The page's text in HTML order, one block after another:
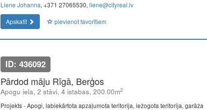
Liene Johanna, +371 27065530, liene@cityreal.lv
Apskatīt
pievienot favorītiem
ID: 436092
Pārdod māju Rīgā, Berģos
Apogu iela, 2 stāvi, 4 istabas, 200.00m2
Projekts - Apogi, labiekārtota apzaļumota teritorija, iežogota teritorija, garāža